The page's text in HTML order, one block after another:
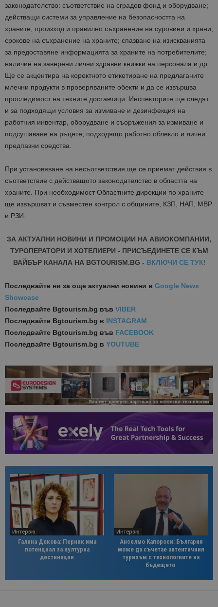
законодателство: съответствие на сградов фонд и оборудване;
действащи системи за управление на безопасността на
храните; произход и правилно съхранение на суровини и храни;
срокове на съхранение на храните; спазване на изискванията
за предоставяне информацията за храните на потребителите;
наличие на заверени лични здравни книжки на персонала и др.
Ще се акцентира на коректното етикетиране на предлаганите
млечни продукти в проверяваните обекти и да се извършва
проследимост на техните доставчици. Инспекторите ще следят
и за подходящи условия за измиване и дезинфекция на
работния инвентар, оборудване и съоръжения за измиване и
подсушаване на ръцете; подходящо работно облекло и лични
предпазни средства.
При установяване на несъответствия ще се приемат действия в
съответствие с действащото законодателство в областта на
храните. При необходимост Областните дирекции по храните
ще извършват и съвместен контрол с общините, КЗП, НАП, МВР
и РЗИ.
ЗА АКТУАЛНИ НОВИНИ И ПРОМОЦИИ НА АВИОКОМПАНИИ,
ТУРОПЕРАТОРИ И ХОТЕЛИЕРИ - ПРИСЪЕДИНЕТЕ СЕ КЪМ
ВАЙБЪР КАНАЛА НА BGTOURISM.BG - ВКЛЮЧИ СЕ ТУК!
Последвайте ни за още актуални новини в Google News
Showcase
Последвайте Bgtourism.bg във VIBER
Последвайте Bgtourism.bg в INSTAGRAM
Последвайте Bgtourism.bg във FACEBOOK
Последвайте Bgtourism.bg в YOUTUBE
Интервю
Галина Декова: Перник има
потенциал за културна
дестинация
Интервю
Анселмо Капороси: България
може да съчетае автентичния
туризъм с технологиите на
бъдещето